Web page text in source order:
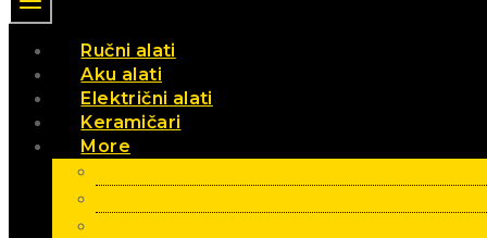
Ručni alati
Aku alati
Električni alati
Keramičari
More